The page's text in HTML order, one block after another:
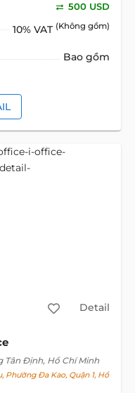
500 USD
10% VAT (Không gồm)
Bao gồm
Detail
Tân Định, Hồ Chí Minh
Đa Kao, Quận 1, Hồ